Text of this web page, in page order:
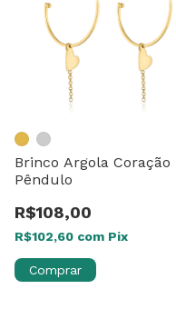
Brinco Argola Coração
Pêndulo
R$108,00
R$102,60 com Pix
Comprar